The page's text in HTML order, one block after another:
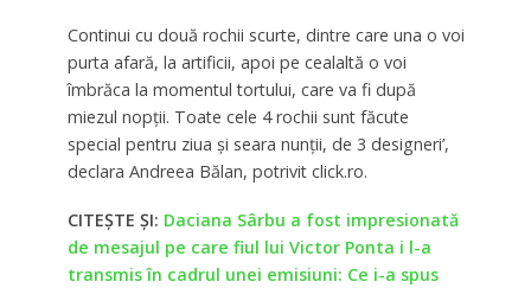
Continui cu două rochii scurte, dintre care una o voi
purta afară, la artificii, apoi pe cealaltă o voi
îmbrăca la momentul tortului, care va fi după
miezul nopții. Toate cele 4 rochii sunt făcute
special pentru ziua și seara nunții, de 3 designeri’,
declara Andreea Bălan, potrivit click.ro.
CITEȘTE ȘI: Daciana Sârbu a fost impresionată
de mesajul pe care fiul lui Victor Ponta i l-a
transmis în cadrul unei emisiuni: Ce i-a spus